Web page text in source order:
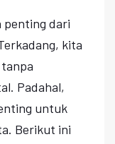
penting dari
kita
Padahal,
untuk
Berikut ini